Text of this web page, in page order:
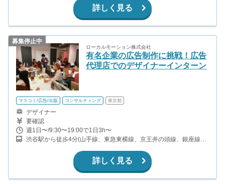
詳しく見る
募集停止中
ローカルモーション株式会社
有名企業の広告制作に挑戦！広告
代理店でのデザイナーインターン
マスコミ/広告/出版 コンサルティング 東京都
デザイナー
要確認
週1日〜/9:30〜19:00で1日3h〜
渋谷駅から徒歩4分(山手線、東急東横線、京王井の頭線、銀座線ほ
詳しく見る